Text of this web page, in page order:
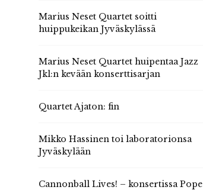
Marius Neset Quartet soitti
huippukeikan Jyväskylässä
Marius Neset Quartet huipentaa Jazz
Jkl:n kevään konserttisarjan
Quartet Ajaton: fin
Mikko Hassinen toi laboratorionsa
Jyväskylään
Cannonball Lives! – konsertissa Pope